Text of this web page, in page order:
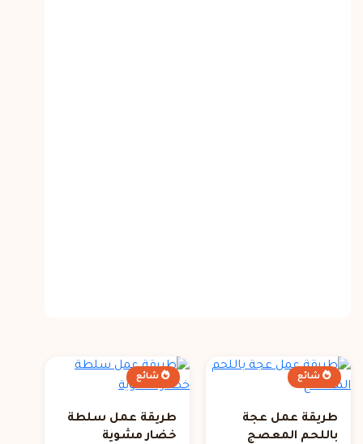
شائع
طريقة عمل عجة
باللحم المعصج
شائع
طريقة عمل سلطة
خضار مشوية